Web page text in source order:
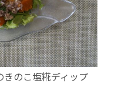
のこ塩糀ディップ
びつき支援
育児
接種